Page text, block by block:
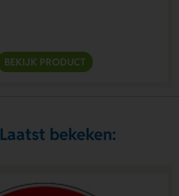
BEKIJK PRODUCT
Laatst bekeken: